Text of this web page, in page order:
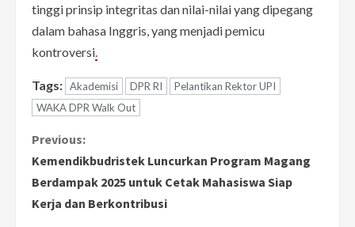
tinggi prinsip integritas dan nilai-nilai yang dipegang
dalam bahasa Inggris, yang menjadi pemicu
kontroversi.
Tags: Akademisi DPR RI
Pelantikan Rektor UPI
WAKA DPR Walk Out
C
o
n
Previous:
Kemendikbudristek Luncurkan Program Magang
Berdampak 2025 untuk Cetak Mahasiswa Siap
Kerja dan Berkontribusi